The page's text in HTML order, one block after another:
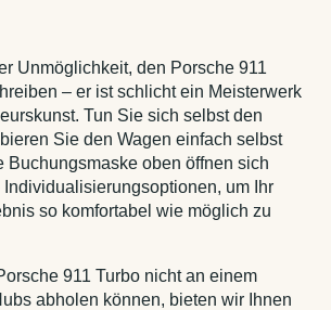
Unmöglichkeit, den Porsche 911
– er ist schlicht ein Meisterwerk
Tun Sie sich selbst den
Sie den Wagen einfach selbst
Buchungsmaske oben öffnen sich
Individualisierungsoptionen, um Ihr
so komfortabel wie möglich zu
911 Turbo nicht an einem
abholen können, bieten wir Ihnen